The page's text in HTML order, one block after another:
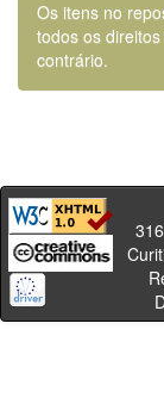
Os itens no
todos os
contrário.